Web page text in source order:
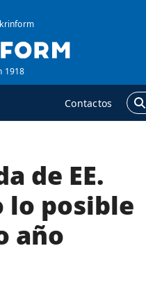
1918
Contactos
ADICIONAL
Publicaciones
Entrevistas
de EE.
lo posible
año